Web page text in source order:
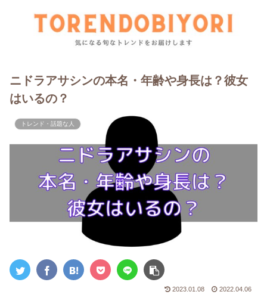
ニドラアサシンの本名・年齢や身長は？彼女
はいるの？
トレンド・話題な人
2023.01.08 2022.04.06